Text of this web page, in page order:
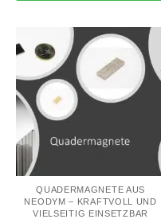
QUADERMAGNETE AUS
NEODYM – KRAFTVOLL UND
VIELSEITIG EINSETZBAR